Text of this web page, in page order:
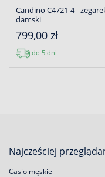
Candino C4721-4 -
damski
799,00 zł
do 5 dni
Najcześciej
Casio męskie